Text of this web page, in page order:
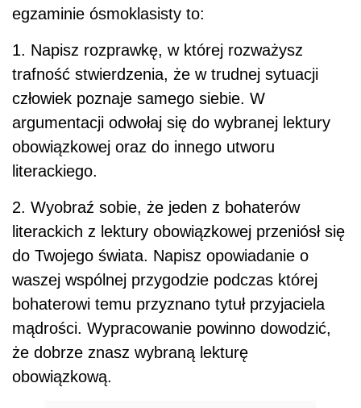
egzaminie ósmoklasisty to:
1. Napisz rozprawkę, w której rozważysz
trafność stwierdzenia, że w trudnej sytuacji
człowiek poznaje samego siebie. W
argumentacji odwołaj się do wybranej lektury
obowiązkowej oraz do innego utworu
literackiego.
2. Wyobraź sobie, że jeden z bohaterów
literackich z lektury obowiązkowej przeniósł się
do Twojego świata. Napisz opowiadanie o
waszej wspólnej przygodzie podczas której
bohaterowi temu przyznano tytuł przyjaciela
mądrości. Wypracowanie powinno dowodzić,
że dobrze znasz wybraną lekturę
obowiązkową.